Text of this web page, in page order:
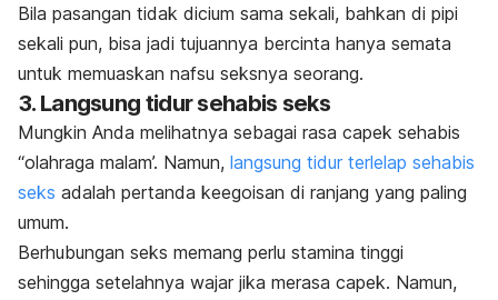
Bila pasangan tidak dicium sama sekali, bahkan di pipi
sekali pun, bisa jadi tujuannya bercinta hanya semata
untuk memuaskan nafsu seksnya seorang.
3. Langsung tidur sehabis seks
Mungkin Anda melihatnya sebagai rasa capek sehabis
“olahraga malam’. Namun, langsung tidur terlelap sehabis
seks adalah pertanda keegoisan di ranjang yang paling
umum.
Berhubungan seks memang perlu stamina tinggi
sehingga setelahnya wajar jika merasa capek. Namun,